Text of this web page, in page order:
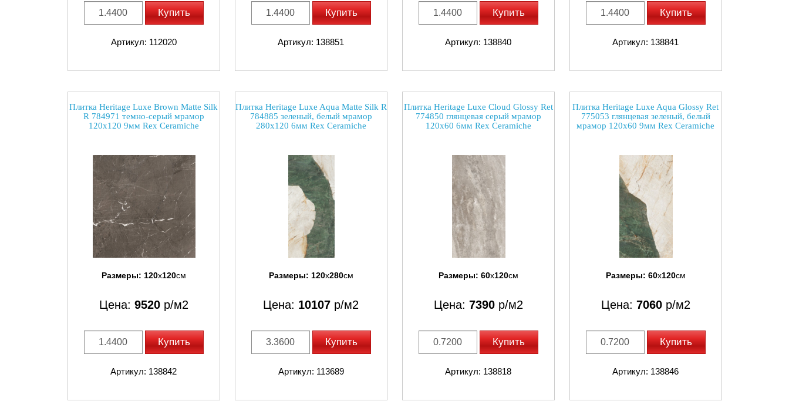
Купить
Артикул: 112020
Купить
Артикул: 138851
Купить
Артикул: 138840
Купить
Артикул: 138841
Плитка Heritage Luxe Brown Matte Silk
R 784971 темно-серый мрамор
120x120 9мм Rex Ceramiche
Размеры: 120x120см
Цена: 9520р/м2
Купить
Артикул: 138842
Плитка Heritage Luxe Aqua Matte Silk R
784885 зеленый, белый мрамор
280x120 6мм Rex Ceramiche
Размеры: 120x280см
Цена: 10107 р/м2
Купить
Артикул: 113689
Плитка Heritage Luxe Cloud Glossy Ret
774850 глянцевая серый мрамор
120x60 6мм Rex Ceramiche
Размеры: 60x120см
Цена: 7390р/м2
Купить
Артикул: 138818
Плитка Heritage Luxe Aqua Glossy Ret
775053 глянцевая зеленый, белый
мрамор 120x60 9мм Rex Ceramiche
Размеры: 60x120см
Цена: 7060р/м2
Купить
Артикул: 138846